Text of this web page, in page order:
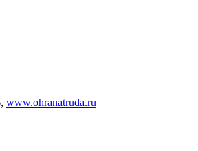
www.ohranatruda.ru